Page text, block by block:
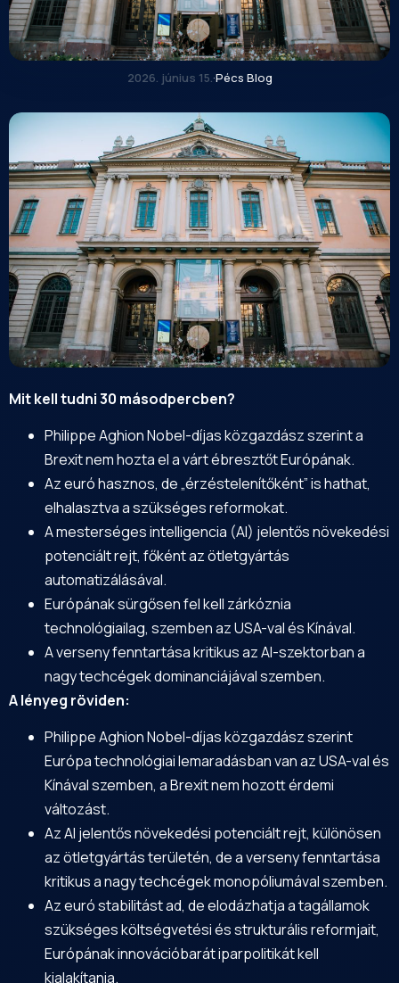
2026. június 15.·Pécs Blog
Mit kell tudni 30 másodpercben?
Philippe Aghion Nobel-díjas közgazdász szerint a
Brexit nem hozta el a várt ébresztőt Európának.
Az euró hasznos, de „érzéstelenítőként” is hathat,
elhalasztva a szükséges reformokat.
A mesterséges intelligencia (AI) jelentős növekedési
potenciált rejt, főként az ötletgyártás
automatizálásával.
Európának sürgősen fel kell zárkóznia
technológiailag, szemben az USA-val és Kínával.
A verseny fenntartása kritikus az AI-szektorban a
nagy techcégek dominanciájával szemben.
A lényeg röviden:
Philippe Aghion Nobel-díjas közgazdász szerint
Európa technológiai lemaradásban van az USA-val és
Kínával szemben, a Brexit nem hozott érdemi
változást.
Az AI jelentős növekedési potenciált rejt, különösen
az ötletgyártás területén, de a verseny fenntartása
kritikus a nagy techcégek monopóliumával szemben.
Az euró stabilitást ad, de elodázhatja a tagállamok
szükséges költségvetési és strukturális reformjait,
Európának innovációbarát iparpolitikát kell
kialakítania.